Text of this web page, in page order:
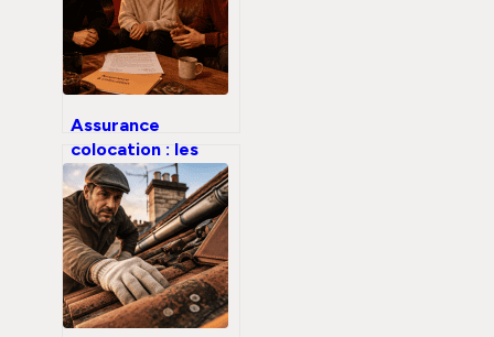
Assurance
colocation : les
risques financiers
du contrat unique
en cas de sinistre